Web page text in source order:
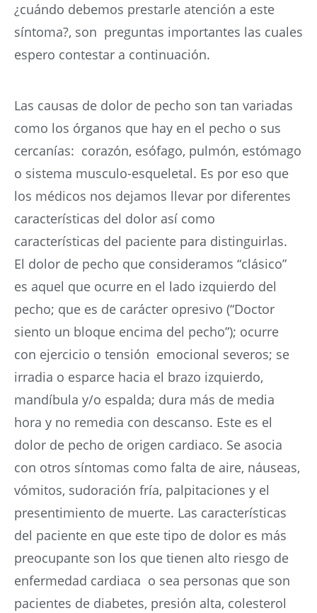
¿cuándo debemos prestarle atención a este
síntoma?, son preguntas importantes las cuales
espero contestar a continuación.
Las causas de dolor de pecho son tan variadas
como los órganos que hay en el pecho o sus
cercanías: corazón, esófago, pulmón, estómago
o sistema musculo-esqueletal. Es por eso que
los médicos nos dejamos llevar por diferentes
características del dolor así como
características del paciente para distinguirlas.
El dolor de pecho que consideramos “clásico”
es aquel que ocurre en el lado izquierdo del
pecho; que es de carácter opresivo (“Doctor
siento un bloque encima del pecho”); ocurre
con ejercicio o tensión emocional severos; se
irradia o esparce hacia el brazo izquierdo,
mandíbula y/o espalda; dura más de media
hora y no remedia con descanso. Este es el
dolor de pecho de origen cardiaco. Se asocia
con otros síntomas como falta de aire, náuseas,
vómitos, sudoración fría, palpitaciones y el
presentimiento de muerte. Las características
del paciente en que este tipo de dolor es más
preocupante son los que tienen alto riesgo de
enfermedad cardiaca o sea personas que son
pacientes de diabetes, presión alta, colesterol